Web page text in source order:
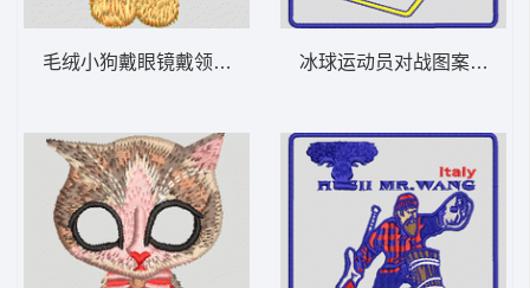
毛绒小狗戴眼镜戴领结 小狗 冰球运动员对战图案 徽章